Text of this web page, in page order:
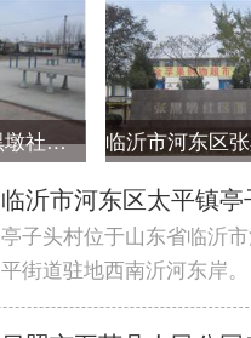
临沂市河东区赵黑墩社区广场
亭子头村位于山东省临沂
平街道驻地西南沂河东岸。